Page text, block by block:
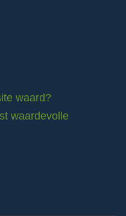
waard?
waardevolle